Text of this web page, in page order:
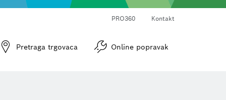
PRO360 Kontakt
Pretraga trgovaca Online popravak